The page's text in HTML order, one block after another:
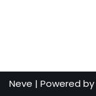
Neve | Powered by